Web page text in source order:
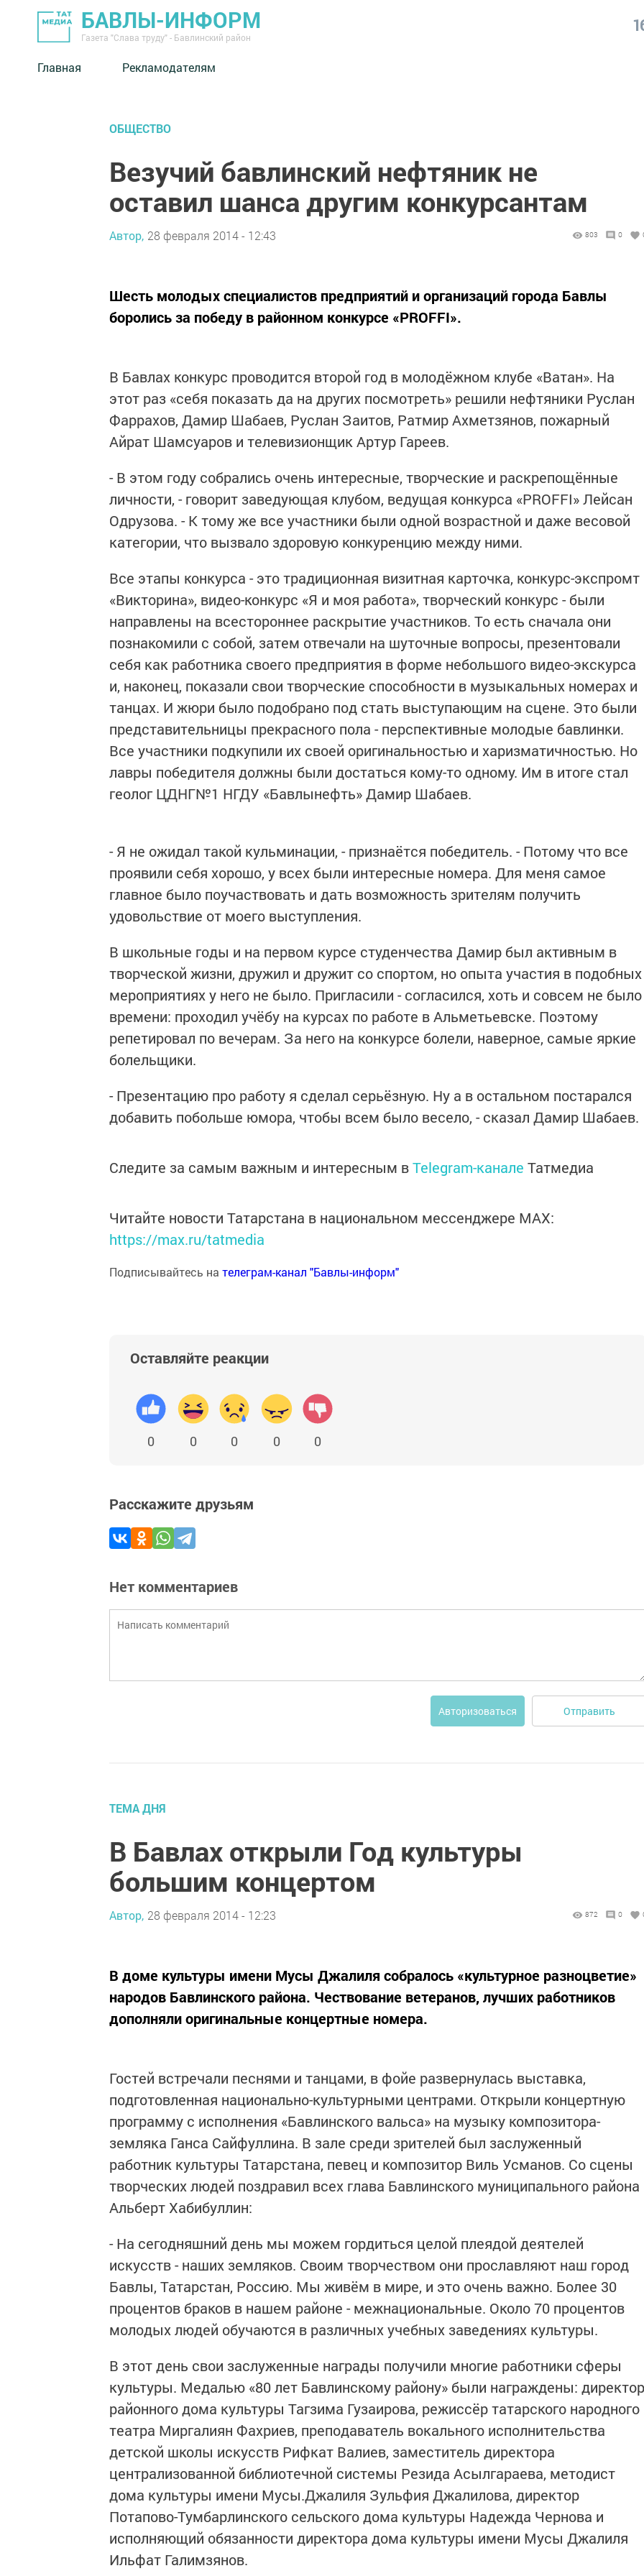
БАВЛЫ-ИНФОРМ
Газета "Слава труду" - Бавлинский район
Главная Рекламодателям
ОБЩЕСТВО
Везучий бавлинский нефтяник не
оставил шанса другим конкурсантам
Автор, 28 февраля 2014 - 12:43 803 0
Шесть молодых специалистов предприятий и организаций города Бавлы
боролись за победу в районном конкурсе «PROFFI».
В Бавлах конкурс проводится второй год в молодёжном клубе «Ватан». На
этот раз «себя показать да на других посмотреть» решили нефтяники Руслан
Фаррахов, Дамир Шабаев, Руслан Заитов, Ратмир Ахметзянов, пожарный
Айрат Шамсуаров и телевизионщик Артур Гареев.
- В этом году собрались очень интересные, творческие и раскрепощённые
личности, - говорит заведующая клубом, ведущая конкурса «PROFFI» Лейсан
Одрузова. - К тому же все участники были одной возрастной и даже весовой
категории, что вызвало здоровую конкуренцию между ними.
Все этапы конкурса - это традиционная визитная карточка, конкурс-экспромт
«Викторина», видео-конкурс «Я и моя работа», творческий конкурс - были
направлены на всестороннее раскрытие участников. То есть сначала они
познакомили с собой, затем отвечали на шуточные вопросы, презентовали
себя как работника своего предприятия в форме небольшого видео-экскурса
и, наконец, показали свои творческие способности в музыкальных номерах и
танцах. И жюри было подобрано под стать выступающим на сцене. Это были
представительницы прекрасного пола - перспективные молодые бавлинки.
Все участники подкупили их своей оригинальностью и харизматичностью. Но
лавры победителя должны были достаться кому-то одному. Им в итоге стал
геолог ЦДНГ№1 НГДУ «Бавлынефть» Дамир Шабаев.
- Я не ожидал такой кульминации, - признаётся победитель. - Потому что все
проявили себя хорошо, у всех были интересные номера. Для меня самое
главное было поучаствовать и дать возможность зрителям получить
удовольствие от моего выступления.
В школьные годы и на первом курсе студенчества Дамир был активным в
творческой жизни, дружил и дружит со спортом, но опыта участия в подобных
мероприятиях у него не было. Пригласили - согласился, хоть и совсем не было
времени: проходил учёбу на курсах по работе в Альметьевске. Поэтому
репетировал по вечерам. За него на конкурсе болели, наверное, самые яркие
болельщики.
- Презентацию про работу я сделал серьёзную. Ну а в остальном постарался
добавить побольше юмора, чтобы всем было весело, - сказал Дамир Шабаев.
Следите за самым важным и интересным вTelegram-канале Татмедиа
Читайте новости Татарстана в национальном мессенджере MАХ:
https://max.ru/tatmedia
Подписывайтесь на телеграм-канал "Бавлы-информ"
Оставляйте реакции
0 0 0 0 0
Расскажите друзьям
Нет комментариев
Авторизоваться Отправить
ТЕМА ДНЯ
В Бавлах открыли Год культуры
большим концертом
Автор, 28 февраля 2014 - 12:23 872 0
В доме культуры имени Мусы Джалиля собралось «культурное разноцветие»
народов Бавлинского района. Чествование ветеранов, лучших работников
дополняли оригинальные концертные номера.
Гостей встречали песнями и танцами, в фойе развернулась выставка,
подготовленная национально-культурными центрами. Открыли концертную
программу с исполнения «Бавлинского вальса» на музыку композитора-
земляка Ганса Сайфуллина. В зале среди зрителей был заслуженный
работник культуры Татарстана, певец и композитор Виль Усманов. Со сцены
творческих людей поздравил всех глава Бавлинского муниципального района
Альберт Хабибуллин:
- На сегодняшний день мы можем гордиться целой плеядой деятелей
искусств - наших земляков. Своим творчеством они прославляют наш город
Бавлы, Татарстан, Россию. Мы живём в мире, и это очень важно. Более 30
процентов браков в нашем районе - межнациональные. Около 70 процентов
молодых людей обучаются в различных учебных заведениях культуры.
В этот день свои заслуженные награды получили многие работники сферы
культуры. Медалью «80 лет Бавлинскому району» были награждены: директор
районного дома культуры Тагзима Гузаирова, режиссёр татарского народного
театра Миргалиян Фахриев, преподаватель вокального исполнительства
детской школы искусств Рифкат Валиев, заместитель директора
централизованной библиотечной системы Резида Асылгараева, методист
дома культуры имени Мусы.Джалиля Зульфия Джалилова, директор
Потапово-Тумбарлинского сельского дома культуры Надежда Чернова и
исполняющий обязанности директора дома культуры имени Мусы Джалиля
Ильфат Галимзянов.